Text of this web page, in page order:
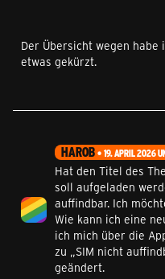
Der Übersicht wegen
etwas gekürzt.
HAROB 19. APRIL 2026
Hat den Titel des
soll aufgeladen
auffindbar. Ich
Wie kann ich eine
ich mich über die
zu „SIM nicht
geändert.